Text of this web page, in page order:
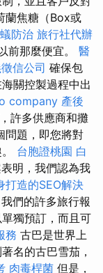
蘭焦糖（Box或
防治 旅行社代辦
前那麼便宜。 醫
信公司 確保包
關控製過程中出
company 產後
許多供應商和攤
問題，即您將對
台胞證桃園 白
明，我們認為我
打造的SEO解決
們的許多旅行報
獨預訂，而且可
務 古巴是世界上
名的古巴雪茄，
肉毒桿菌 但是，